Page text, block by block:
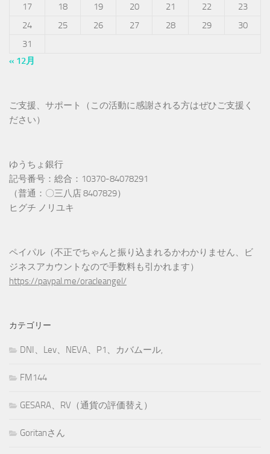
17
18 19 20 21 22
23
24
25 26 27 28 29
30
31
« 12月
ご支援、サポート（この活動に感謝される方はぜひご支援く
ださい）
ゆうちょ銀行
記号番号：総合：10370-84078291
（普通：〇三八店 8407829）
ヒグチ ノリユキ
ペイパル（不正でちゃんと振り込まれるかわかりません、ビ
ジネスアカウントなので手数料も引かれます）
https://paypal.me/oracleangel/
カテゴリー
DNI、Lev、NEVA、P1、カバムール,
FM144
GESARA、RV（通貨の評価替え）
Goritanさん